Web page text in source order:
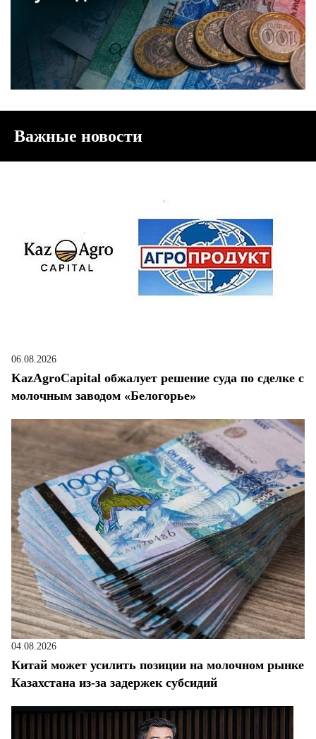
Важные новости
06.08.2026
KazAgroCapital обжалует решение суда по сделке с
молочным заводом «Белогорье»
04.08.2026
Китай может усилить позиции на молочном рынке
Казахстана из-за задержек субсидий